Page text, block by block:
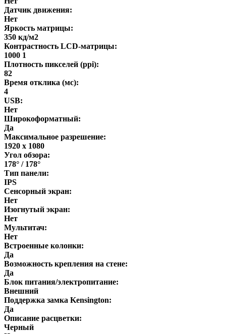
Датчик движения:
Нет
Яркость матрицы:
350 кд/м2
Контрастность LCD-матрицы:
1000 1
Плотность пикселей (ppi):
82
Время отклика (мс):
4
USB:
Нет
Широкоформатный:
Да
Максимальное разрешение:
1920 x 1080
Угол обзора:
178° / 178°
Тип панели:
IPS
Сенсорный экран:
Нет
Изогнутый экран:
Нет
Мультитач:
Нет
Встроенные колонки:
Да
Возможность крепления на стене:
Да
Блок питания/электропитание:
Внешний
Поддержка замка Kensington:
Да
Описание расцветки:
Черный